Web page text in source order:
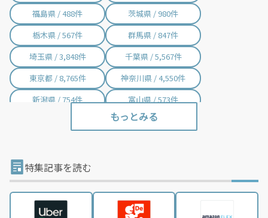
福島県 / 488件
茨城県 / 980件
栃木県 / 567件
群馬県 / 847件
埼玉県 / 3,848件
千葉県 / 5,567件
東京都 / 8,765件
神奈川県 / 4,550件
新潟県 / 754件
富山県 / 573件
福井県 / 385件
岐阜県 / 869件
愛知県 / 3,064件
三重県 / 1,009件
滋賀県 / 703件
京都府 / 1,463件
特集記事を読む